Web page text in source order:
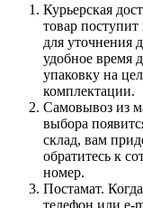
Курьерская
товар поступит
для уточнения
удобное время
упаковку на
комплектации.
Самовывоз из
выбора
склад, вам
обратитесь к
номер.
Постамат.
телефон или e-